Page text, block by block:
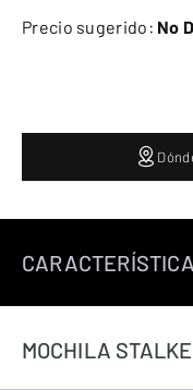
Precio sugerido: No
MOCHILA